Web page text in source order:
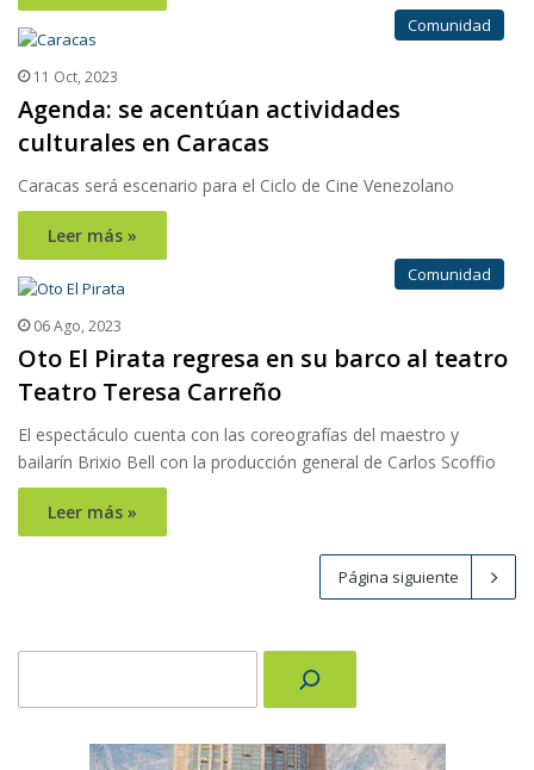
Comunidad
11 Oct, 2023
Agenda: se acentúan actividades
culturales en Caracas
Caracas será escenario para el Ciclo de Cine Venezolano
Leer más »
Comunidad
06 Ago, 2023
Oto El Pirata regresa en su barco al teatro
Teatro Teresa Carreño
El espectáculo cuenta con las coreografías del maestro y
bailarín Brixio Bell con la producción general de Carlos Scoffio
Leer más »
Página siguiente